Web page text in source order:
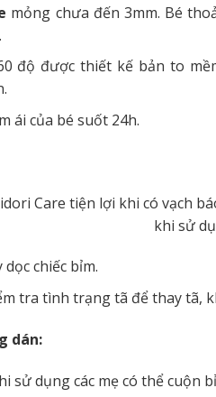
mỏng chưa đến 3mm. Bé
độ được thiết kế bản to
ái của bé suốt 24h.
chiếc bỉm.
tra tình trạng tã để thay tã,
dán:
sử dụng các mẹ có thể cuộn